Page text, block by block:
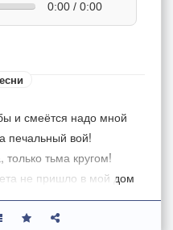
0:00 / 0:00
и смеётся надо мной
печальный вой!
тьма кругом!
не пришло в мой дом
моих старых зеркалах